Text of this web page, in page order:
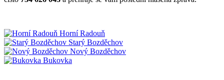
Horní Radouň
Starý Bozděchov
Nový Bozděchov
Bukovka